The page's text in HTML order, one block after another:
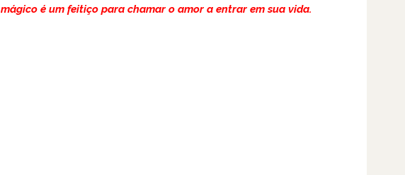
mágico é um feitiço para chamar o amor a entrar em sua vida.